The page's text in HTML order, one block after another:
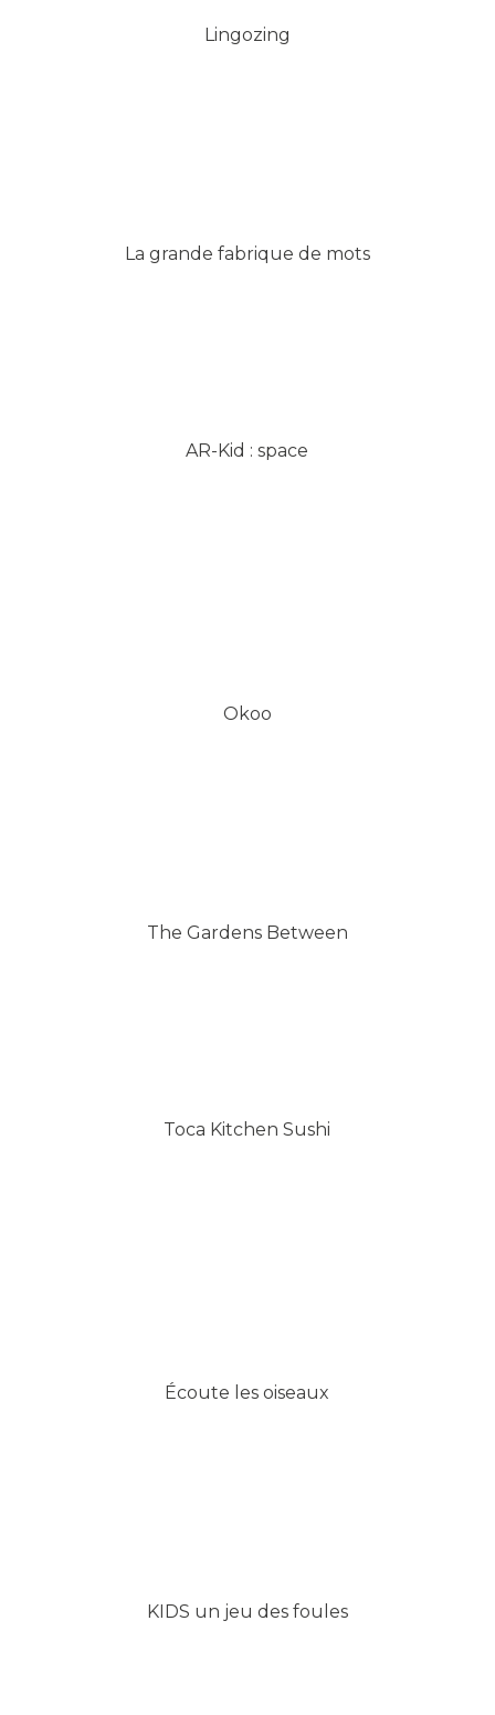
Lingozing
La grande fabrique de mots
AR-Kid : space
Okoo
The Gardens Between
Toca Kitchen Sushi
Écoute les oiseaux
KIDS un jeu des foules